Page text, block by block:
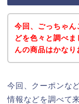
今回、ごっちゃ
どを色々と調べ
んの商品はかなり
今回、クーポンな
情報などを調べて